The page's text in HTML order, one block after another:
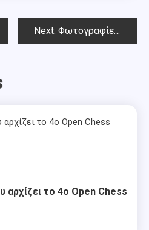
Next: Φωτογραφίες από τον 3ο γύρο
αρχίζει το 4ο Open Chess